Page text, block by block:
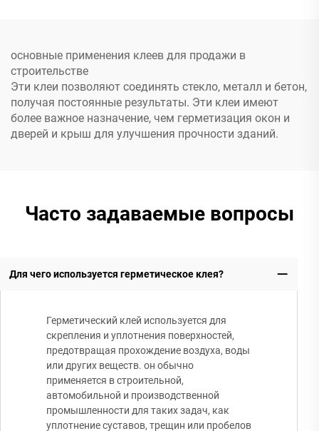
основные применения клеев для продажи в
строительстве
Эти клеи позволяют соединять стекло, металл и бетон,
получая постоянные результаты. Эти клеи имеют
более важное назначение, чем герметизация окон и
дверей и крыш для улучшения прочности зданий.
Часто задаваемые вопросы
Для чего используется герметическое клея?
Герметический клей используется для
скрепления и уплотнения поверхностей,
предотвращая прохождение воздуха, воды
или других веществ. он обычно
применяется в строительной,
автомобильной и производственной
промышленности для таких задач, как
уплотнение суставов, трещин или пробелов